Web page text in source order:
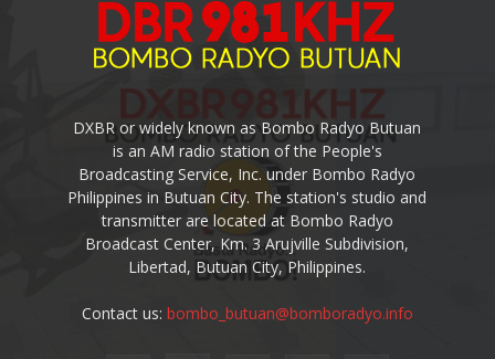
DXBR or widely known as Bombo Radyo Butuan
is an AM radio station of the People's
Broadcasting Service, Inc. under Bombo Radyo
Philippines in Butuan City. The station's studio and
transmitter are located at Bombo Radyo
Broadcast Center, Km. 3 Arujville Subdivision,
Libertad, Butuan City, Philippines.
Contact us: bombo_butuan@bomboradyo.info